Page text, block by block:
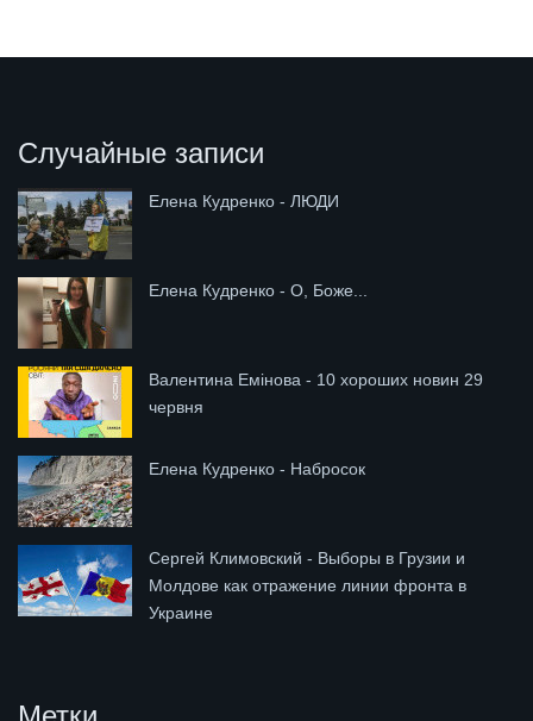
Случайные записи
Елена Кудренко - ЛЮДИ
Елена Кудренко - О, Боже...
Валентина Емінова - 10 хороших новин 29
червня
Елена Кудренко - Набросок
Сергей Климовский - Выборы в Грузии и
Молдове как отражение линии фронта в
Украине